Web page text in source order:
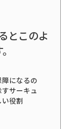
とこのよ
になるの
サーキュ
役割